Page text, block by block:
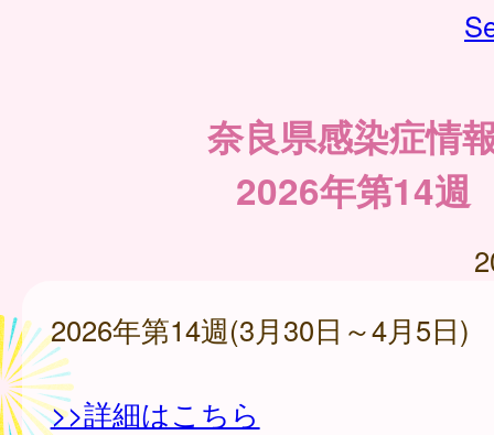
奈良県感染症情
2026年第14週
2026年第14週(3月30日～4月5日)
>>詳細はこちら